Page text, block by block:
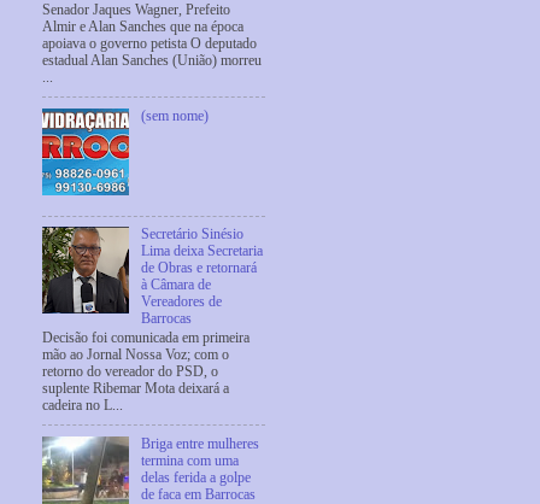
Senador Jaques Wagner, Prefeito
Almir e Alan Sanches que na época
apoiava o governo petista O deputado
estadual Alan Sanches (União) morreu
...
(sem nome)
Secretário Sinésio
Lima deixa Secretaria
de Obras e retornará
à Câmara de
Vereadores de
Barrocas
Decisão foi comunicada em primeira
mão ao Jornal Nossa Voz; com o
retorno do vereador do PSD, o
suplente Ribemar Mota deixará a
cadeira no L...
Briga entre mulheres
termina com uma
delas ferida a golpe
de faca em Barrocas